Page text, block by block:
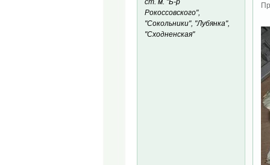
ст. м. "Б-р
Рокоссовского",
"Сокольники", "Лубянка",
"Сходненская"